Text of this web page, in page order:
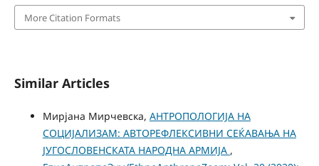
More Citation Formats
Similar Articles
Мирјана Мирчевска, АНТРОПОЛОГИЈА НА
СОЦИЈАЛИЗАМ: АВТОРЕФЛЕКСИВНИ СЕЌАВАЊА НА
ЈУГОСЛОВЕНСКАТА НАРОДНА АРМИЈА ,